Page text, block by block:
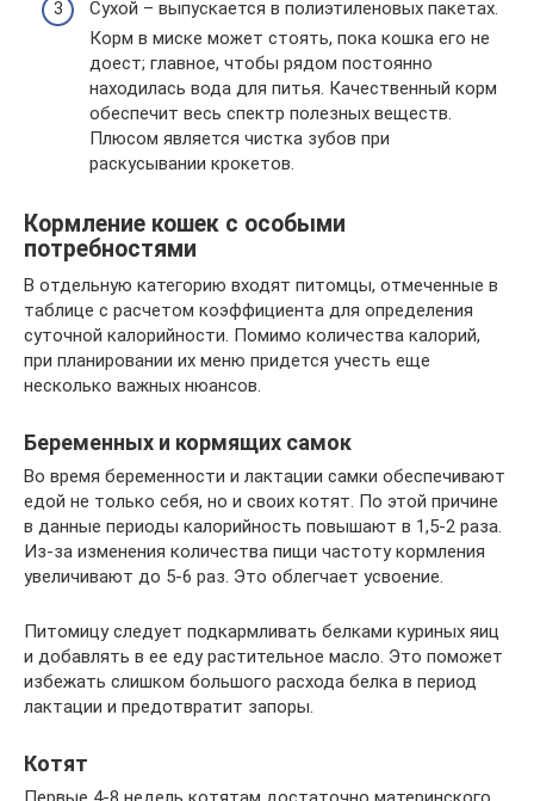
Сухой – выпускается в полиэтиленовых пакетах.
Корм в миске может стоять, пока кошка его не
доест; главное, чтобы рядом постоянно
находилась вода для питья. Качественный корм
обеспечит весь спектр полезных веществ.
Плюсом является чистка зубов при
раскусывании крокетов.
Кормление кошек с особыми
потребностями
В отдельную категорию входят питомцы, отмеченные в
таблице с расчетом коэффициента для определения
суточной калорийности. Помимо количества калорий,
при планировании их меню придется учесть еще
несколько важных нюансов.
Беременных и кормящих самок
Во время беременности и лактации самки обеспечивают
едой не только себя, но и своих котят. По этой причине
в данные периоды калорийность повышают в 1,5-2 раза.
Из-за изменения количества пищи частоту кормления
увеличивают до 5-6 раз. Это облегчает усвоение.
Питомицу следует подкармливать белками куриных яиц
и добавлять в ее еду растительное масло. Это поможет
избежать слишком большого расхода белка в период
лактации и предотвратит запоры.
Котят